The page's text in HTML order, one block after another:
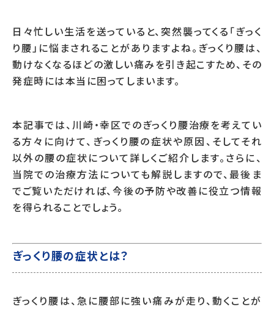
日々忙しい生活を送っていると、突然襲ってくる「ぎっく
り腰」に悩まされることがありますよね。ぎっくり腰は、
動けなくなるほどの激しい痛みを引き起こすため、その
発症時には本当に困ってしまいます。
本記事では、川崎・幸区でのぎっくり腰治療を考えてい
る方々に向けて、ぎっくり腰の症状や原因、そしてそれ
以外の腰の症状について詳しくご紹介します。さらに、
当院での治療方法についても解説しますので、最後ま
でご覧いただければ、今後の予防や改善に役立つ情報
を得られることでしょう。
ぎっくり腰の症状とは？
ぎっくり腰は、急に腰部に強い痛みが走り、動くことが